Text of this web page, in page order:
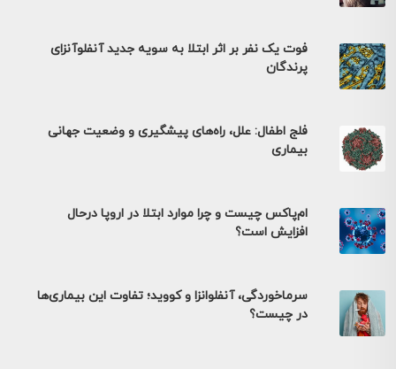
فوت یک نفر بر اثر ابتلا به سویه جدید آنفلوآنزای
پرندگان
فلج اطفال: علل، راه‌های پیشگیری و وضعیت جهانی
بیماری
ام‌پاکس چیست و چرا موارد ابتلا در اروپا درحال
افزایش است؟
سرماخوردگی، آنفلوانزا و کووید؛ تفاوت این بیماری‌ها
در چیست؟